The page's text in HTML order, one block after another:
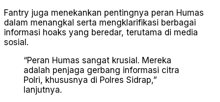
Fantry juga menekankan pentingnya peran Humas
dalam menangkal serta mengklarifikasi berbagai
informasi hoaks yang beredar, terutama di media
sosial.
“Peran Humas sangat krusial. Mereka
adalah penjaga gerbang informasi citra
Polri, khususnya di Polres Sidrap,”
lanjutnya.